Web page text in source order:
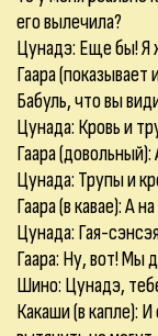
его вылечила?
Цунадэ: Еще бы! Я
Гаара
Бабуль, что вы
Цунада: Кровь и
Гаара (довольный):
Цунада: Трупы и
Гаара (в кавае): А
Цунада: Гая-
Гаара: Ну, вот! Мы
Шино: Цунадэ,
Какаши (в капле):